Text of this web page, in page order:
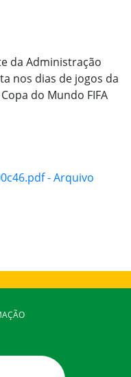
da Administração
nos dias de jogos da
do Mundo FIFA
- Arquivo